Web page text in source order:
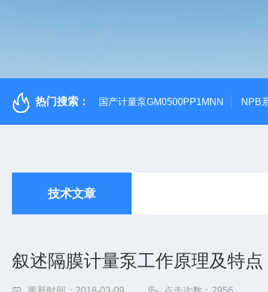
热门搜索： 国产计量泵GM0500PP1MNN NPB
技术文章
叙述隔膜计量泵工作原理及特点